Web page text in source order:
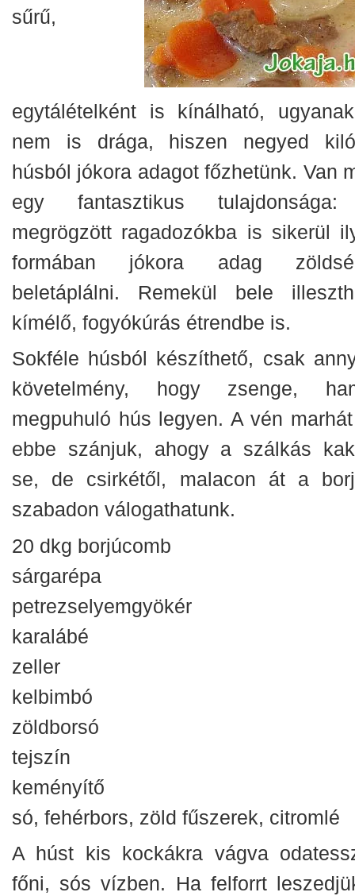
sűrű,
egytálételként is kínálható,
nem is drága, hiszen negyed
húsból jókora adagot főzhetünk. Van
egy fantasztikus
megrögzött ragadozókba is sikerül
formában jókora adag
beletáplálni. Remekül bele
kímélő, fogyókúrás étrendbe is.
Sokféle húsból készíthető, csak
követelmény, hogy zsenge,
megpuhuló hús legyen. A vén
ebbe szánjuk, ahogy a szálkás
se, de csirkétől, malacon át a
szabadon válogathatunk.
20 dkg borjúcomb
sárgarépa
petrezselyemgyökér
karalábé
zeller
kelbimbó
zöldborsó
tejszín
keményítő
só, fehérbors, zöld fűszerek, citromlé
A húst kis kockákra vágva
főni, sós vízben. Ha felforrt